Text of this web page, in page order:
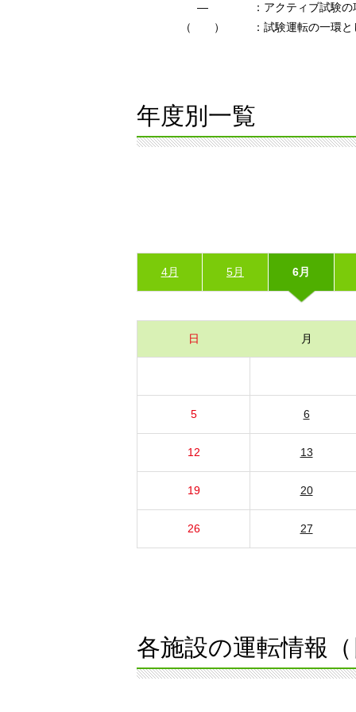
―
：アクティブ試験
（ ）
：試験運転の一環
年度別一覧
4月 5月 6月
日 月
5 6
12 13
19 20
26 27
各施設の運転情報